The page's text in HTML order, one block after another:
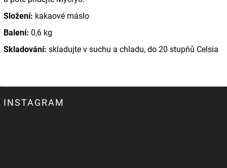
Složení: kakaové máslo
Balení: 0,6 kg
Skladování: skladujte v suchu a chladu, do 20 stupňů Celsia
INSTAGRAM